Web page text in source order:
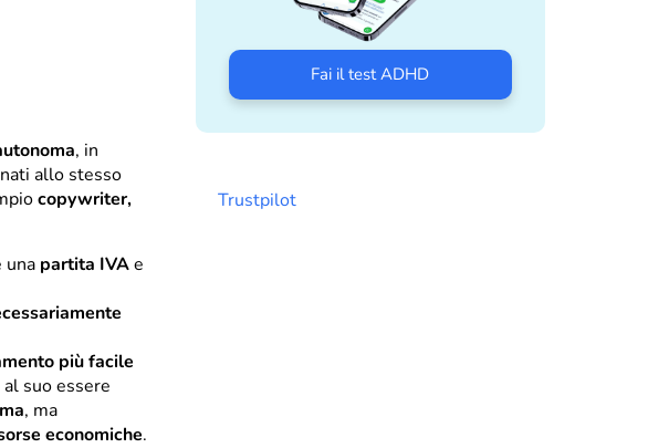
, in
allo stesso
copywriter,
una partita IVAe
più facile
suo essere
, ma
economiche.
Fai il test ADHD
Trustpilot